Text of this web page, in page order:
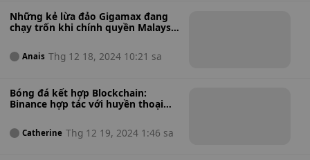
Những kẻ lừa đảo Gigamax đang
chạy trốn khi chính quyền Malaysia
một người Indonesia
Anais Thg 12 18, 2024 10:21 sa
Bóng đá kết hợp Blockchain:
Binance hợp tác với huyền thoại
mắt bộ sưu tập kỹ năng bóng đá
Catherine Thg 12 19, 2024 1:46 sa